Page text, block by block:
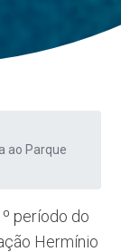
ao Parque
período do
Hermínio